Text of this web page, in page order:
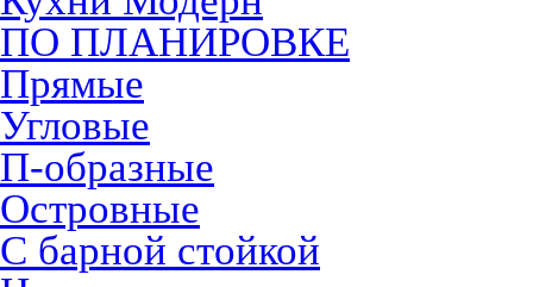
ПО ПЛАНИРОВКЕ
Прямые
Угловые
П-образные
Островные
С барной стойкой